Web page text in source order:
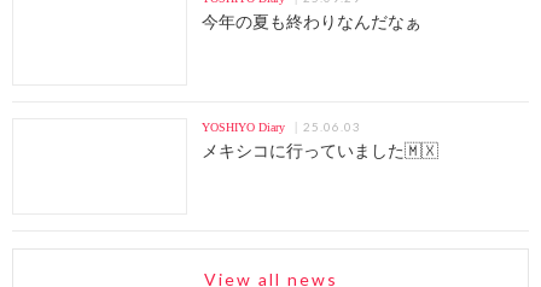
今年の夏も終わりなんだなぁ
YOSHIYO Diary 25.06.03
メキシコに行っていました🇲🇽
View all news